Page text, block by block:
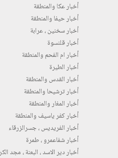
أخبار عكا والمنطقة
أخبار حيفا والمنطقة
أخبار سخنين ، عرابة
أخبار قلنسوة
أخبار ام الفحم والمنطقة
أخبار الطيرة
أخبار القدس والمنطقة
أخبار ترشيحا والمنطقة
أخبار المغار والمنطقة
أخبار كفر ياسيف والمنطقة
أخبار الفريديس ، جسرالزرقاء
أخبار شفاعمرو ، طمرة
أخبار دير الاسد ، البعنة ، مجد